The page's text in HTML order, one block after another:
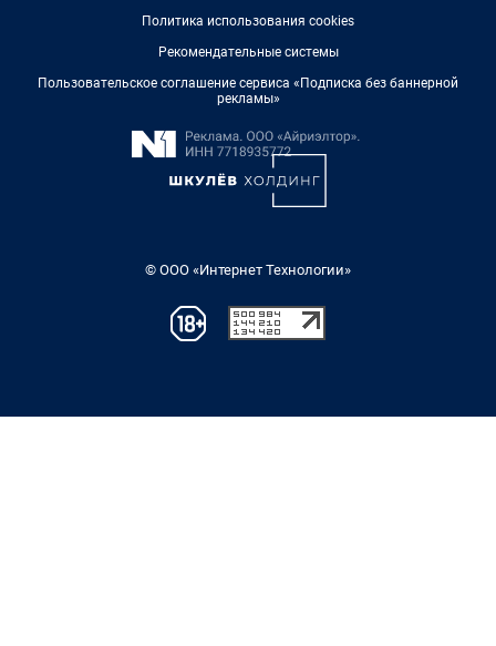
Политика использования cookies
Рекомендательные системы
Пользовательское соглашение сервиса «Подписка без баннерной
рекламы»
© ООО «Интернет Технологии»